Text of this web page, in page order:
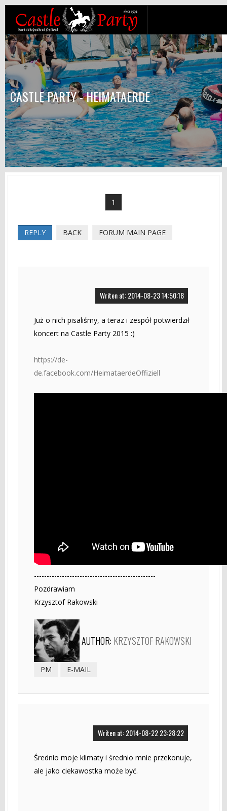
CASTLE PARTY - HEIMATAERDE
1
REPLY BACK FORUM MAIN PAGE
Writen at: 2014-08-23 14:50:18
Już o nich pisaliśmy, a teraz i zespół potwierdził
koncert na Castle Party 2015 :)
https://de-
de.facebook.com/HeimataerdeOffiziell
------------------------------------------------
Pozdrawiam
Krzysztof Rakowski
AUTHOR: KRZYSZTOF RAKOWSKI
PM E-MAIL
Writen at: 2014-08-22 23:28:22
Średnio moje klimaty i średnio mnie przekonuje,
ale jako ciekawostka może być.